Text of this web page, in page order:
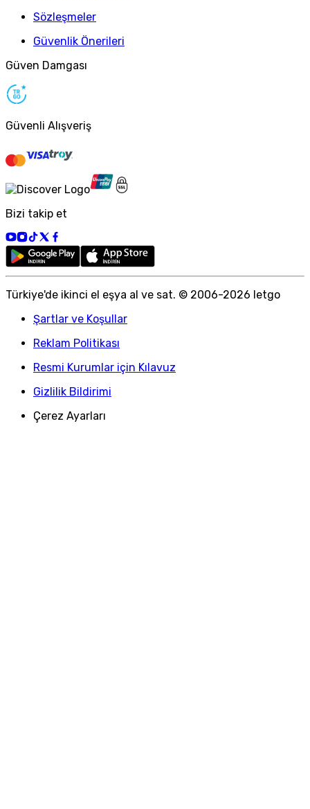
Sözleşmeler
Güvenlik Önerileri
Güven Damgası
Güvenli Alışveriş
Bizi takip et
Türkiye'de ikinci el eşya al ve sat. © 2006-2026 letgo
Şartlar ve Koşullar
Reklam Politikası
Resmi Kurumlar için Kılavuz
Gizlilik Bildirimi
Çerez Ayarları